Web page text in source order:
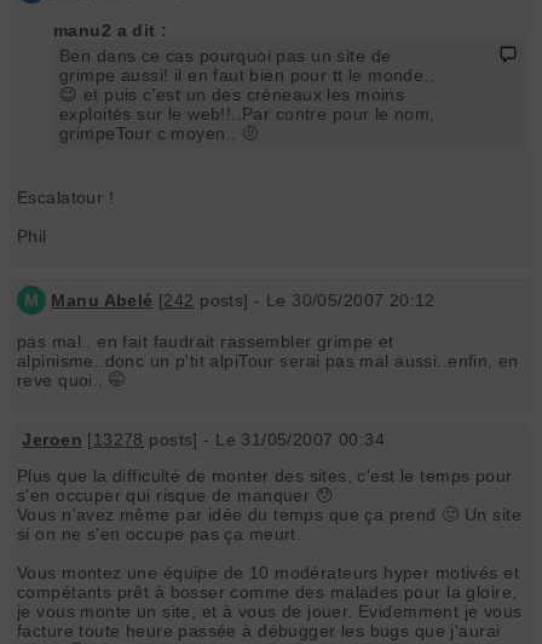
manu2 a dit :
Ben dans ce cas pourquoi pas un site de
grimpe aussi! il en faut bien pour tt le monde..
😉 et puis c'est un des créneaux les moins
exploités sur le web!!..Par contre pour le nom,
grimpeTour c moyen.. 🤨
Escalatour !
Phil
M Manu Abelé [242 posts] - Le 30/05/2007 20:12
pas mal.. en fait faudrait rassembler grimpe et
alpinisme..donc un p'tit alpiTour serai pas mal aussi..enfin, en
reve quoi.. 🤭
Jeroen [13278 posts] - Le 31/05/2007 00:34
Plus que la difficulté de monter des sites, c'est le temps pour
s'en occuper qui risque de manquer 😯
Vous n'avez même par idée du temps que ça prend 🤢 Un site
si on ne s'en occupe pas ça meurt.
Vous montez une équipe de 10 modérateurs hyper motivés et
compétants prêt à bosser comme des malades pour la gloire,
je vous monte un site, et à vous de jouer. Evidemment je vous
facture toute heure passée à débugger les bugs que j'aurai